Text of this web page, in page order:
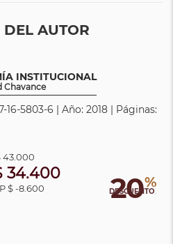
DEL AUTOR
INSTITUCIONAL
Chavance
16-5803-6 | Año: 2018 | Páginas:
20%
DESCUENTO
34.400
$ -8.600